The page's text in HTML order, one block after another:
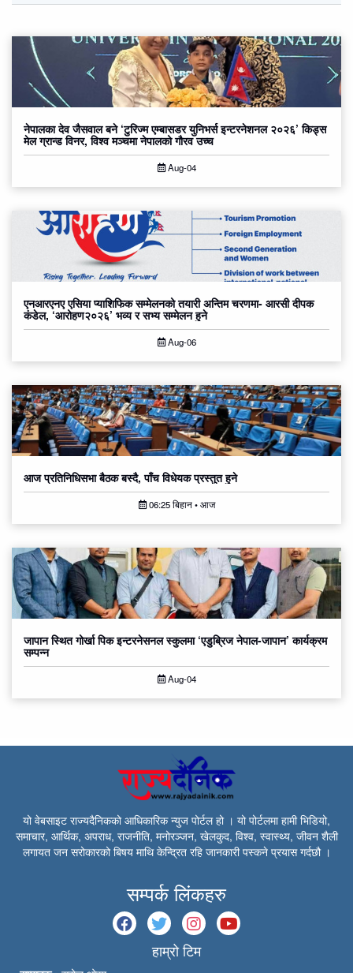
नेपालका देव जैसवाल बने ‘टुरिज्म एम्बासडर युनिभर्स इन्टरनेशनल २०२६’ किड्स
मेल ग्रान्ड विनर, विश्व मञ्चमा नेपालको गौरव उच्च
Aug-04
एनआरएनए एसिया प्याशिफिक सम्मेलनको तयारी अन्तिम चरणमा- आरसी दीपक
कंडेल, ‘आरोहण२०२६’ भव्य र सभ्य सम्मेलन हुने
Aug-06
आज प्रतिनिधिसभा बैठक बस्दै, पाँच विधेयक प्रस्तुत हुने
06:25 बिहान • आज
जापान स्थित गोर्खा पिक इन्टरनेसनल स्कुलमा ‘एडुब्रिज नेपाल-जापान’ कार्यक्रम
सम्पन्न
Aug-04
यो वेबसाइट राज्यदैनिकको आधिकारिक न्युज पोर्टल हो । यो पोर्टलमा हामी भिडियो,
समाचार, आर्थिक, अपराध, राजनीति, मनोरञ्जन, खेलकुद, विश्व, स्वास्थ्य, जीवन शैली
लगायत जन सरोकारको बिषय माथि केन्द्रित रहि जानकारी पस्कने प्रयास गर्दछौ ।
सम्पर्क लिंकहरु
हाम्रो टिम